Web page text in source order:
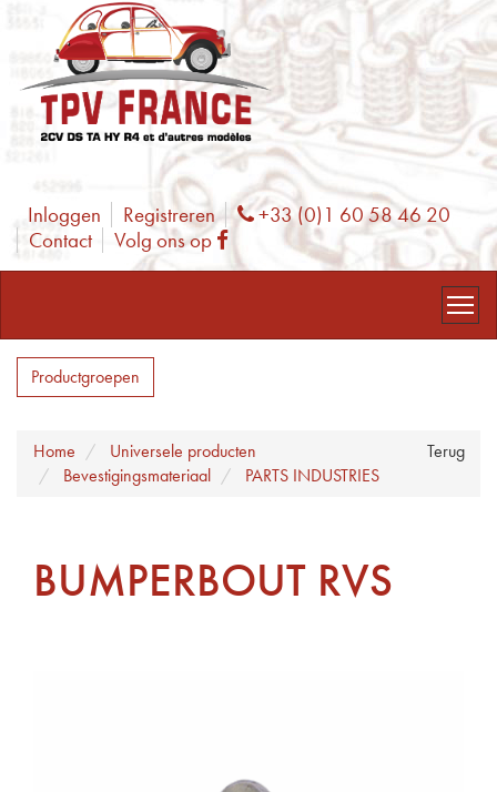
Inloggen Registreren Phone
+33 (0)1 60 58 46 20
Contact
Volg ons op Facebook
Productgroepen
Terug
Home
Universele producten
Bevestigingsmateriaal
PARTS INDUSTRIES
BUMPERBOUT RVS